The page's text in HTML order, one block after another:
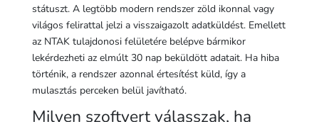
státuszt. A legtöbb modern rendszer zöld ikonnal vagy
világos felirattal jelzi a visszaigazolt adatküldést. Emellett
az NTAK tulajdonosi felületére belépve bármikor
lekérdezheti az elmúlt 30 nap beküldött adatait. Ha hiba
történik, a rendszer azonnal értesítést küld, így a
mulasztás perceken belül javítható.
Milyen szoftvert válasszak, ha